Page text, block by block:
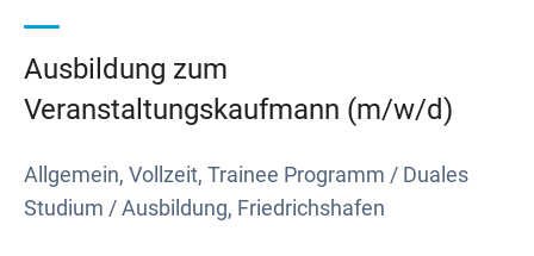
Ausbildung zum
Veranstaltungskaufmann (m/w/d)
Allgemein, Vollzeit, Trainee Programm / Duales
Studium / Ausbildung, Friedrichshafen